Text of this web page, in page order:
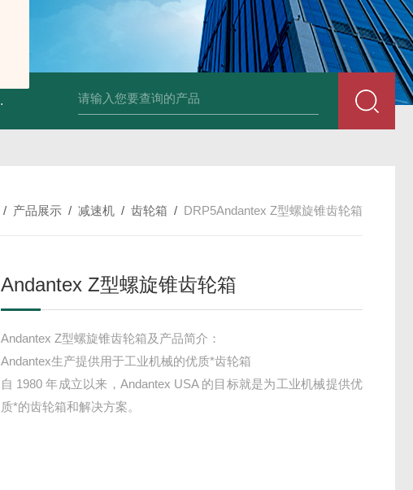
UP2-P 24VMarco SPA带有螺旋青铜齿轮的自吸电动泵
/ 产品展示 / 减速机 / 齿轮箱 / DRP5Andantex Z型螺旋锥齿轮箱
Andantex Z型螺旋锥齿轮箱
Andantex Z型螺旋锥齿轮箱及产品简介：
Andantex生产提供用于工业机械的优质*齿轮箱
自 1980 年成立以来，Andantex USA 的目标就是为工业机械提供优
质*的齿轮箱和解决方案。